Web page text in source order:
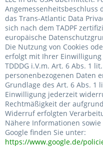
Angemessenheitsbeschluss
das Trans-Atlantic Data
sich nach dem TADPF
europäische
Die Nutzung von Cookies
erfolgt mit Ihrer Einwilligung
TDDDG i.V.m. Art. 6 Abs. 1
personenbezogenen Daten
Grundlage des Art. 6 Abs. 1
Einwilligung jederzeit
Rechtmäßigkeit der
Widerruf erfolgten
Nähere Informationen
Google finden Sie unter:
https://www.google.de/